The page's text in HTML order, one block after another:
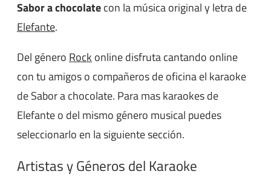
Sabor a chocolatecon la música original y letra de
Elefante.
Del género Rock online disfruta cantando online
con tu amigos o compañeros de oficina el karaoke
de Sabor a chocolate. Para mas karaokes de
Elefante o del mismo género musical puedes
seleccionarlo en la siguiente sección.
Artistas y Géneros del Karaoke